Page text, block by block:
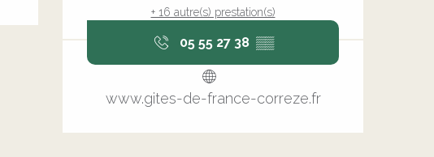
+ 16 autre(s) prestation(s)
05 55 27 38 ▒▒
www.gites-de-france-correze.fr